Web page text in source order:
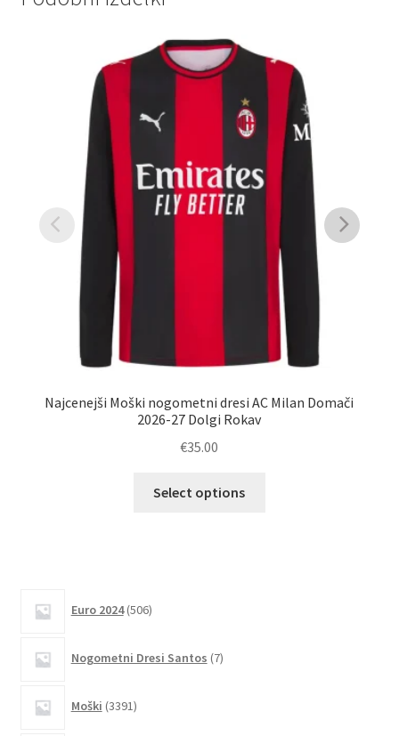
Najcenejši Moški nogometni dresi AC Milan Domači
2026-27 Dolgi Rokav
€35.00
Select options
Euro 2024 506izdelkov
Nogometni Dresi Santos 7izdelkov
Moški 3391izdelkov